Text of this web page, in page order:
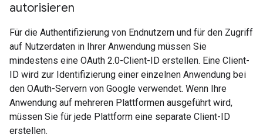
autorisieren
Für die Authentifizierung von Endnutzern und für den Zugriff
auf Nutzerdaten in Ihrer Anwendung müssen Sie
mindestens eine OAuth 2.0-Client-ID erstellen. Eine Client-
ID wird zur Identifizierung einer einzelnen Anwendung bei
den OAuth-Servern von Google verwendet. Wenn Ihre
Anwendung auf mehreren Plattformen ausgeführt wird,
müssen Sie für jede Plattform eine separate Client-ID
erstellen.